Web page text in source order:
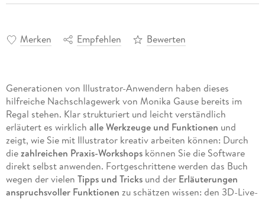
Merken Empfehlen Bewerten
Generationen von Illustrator-Anwendern haben dieses
hilfreiche Nachschlagewerk von Monika Gause bereits im
Regal stehen. Klar strukturiert und leicht verständlich
erläutert es wirklich alle Werkzeuge und Funktionen und
zeigt, wie Sie mit Illustrator kreativ arbeiten können: Durch
diezahlreichen Praxis-Workshopskönnen Sie die Software
direkt selbst anwenden. Fortgeschrittene werden das Buch
wegen der vielen Tipps und Tricksund der Erläuterungen
anspruchsvoller Funktionen zu schätzen wissen: den 3D-Live-